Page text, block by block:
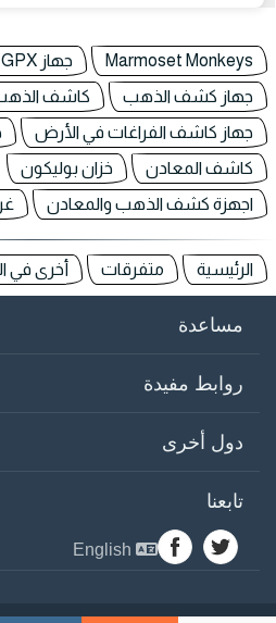
Marmoset Monkeys
جهاز gpx GPX
جهاز كشف الذهب
كاشف
جهاز كاشف الفراغات في الأرض
كاشف المعادن
خزان بوليكون
اجهزة كشف الذهب والمعادن
الرئيسية متفرقات أخرى في
مساعدة
روابط مفيدة
دول أخرى
تابعنا